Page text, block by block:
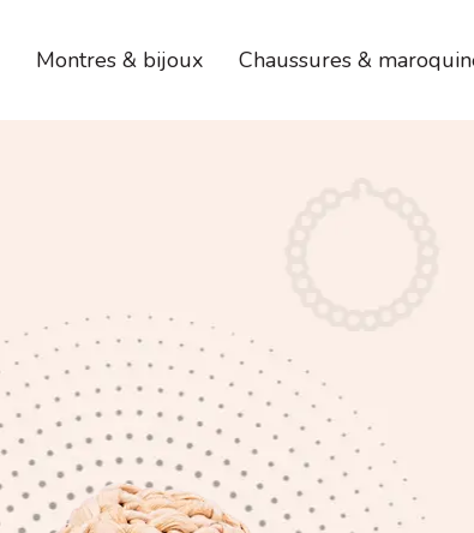
Montres & bijoux Chaussures &